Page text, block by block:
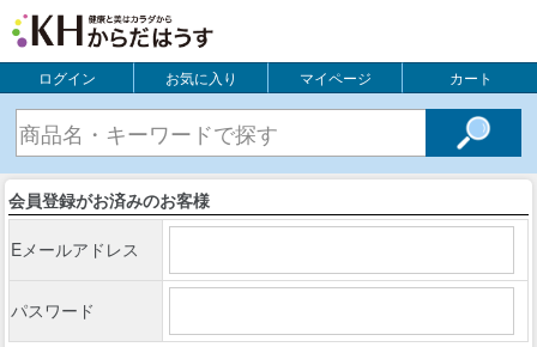
ログイン お気に入り マイページ カート
会員登録がお済みのお客様
Eメールアドレス
パスワード